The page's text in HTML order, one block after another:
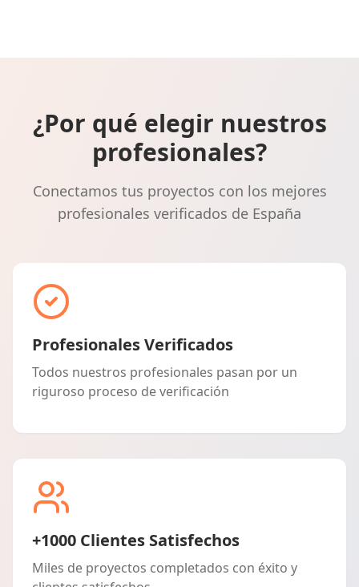
¿Por qué elegir nuestros
profesionales?
Conectamos tus proyectos con los mejores
profesionales verificados de España
Profesionales Verificados
Todos nuestros profesionales pasan por un
riguroso proceso de verificación
+1000 Clientes Satisfechos
Miles de proyectos completados con éxito y